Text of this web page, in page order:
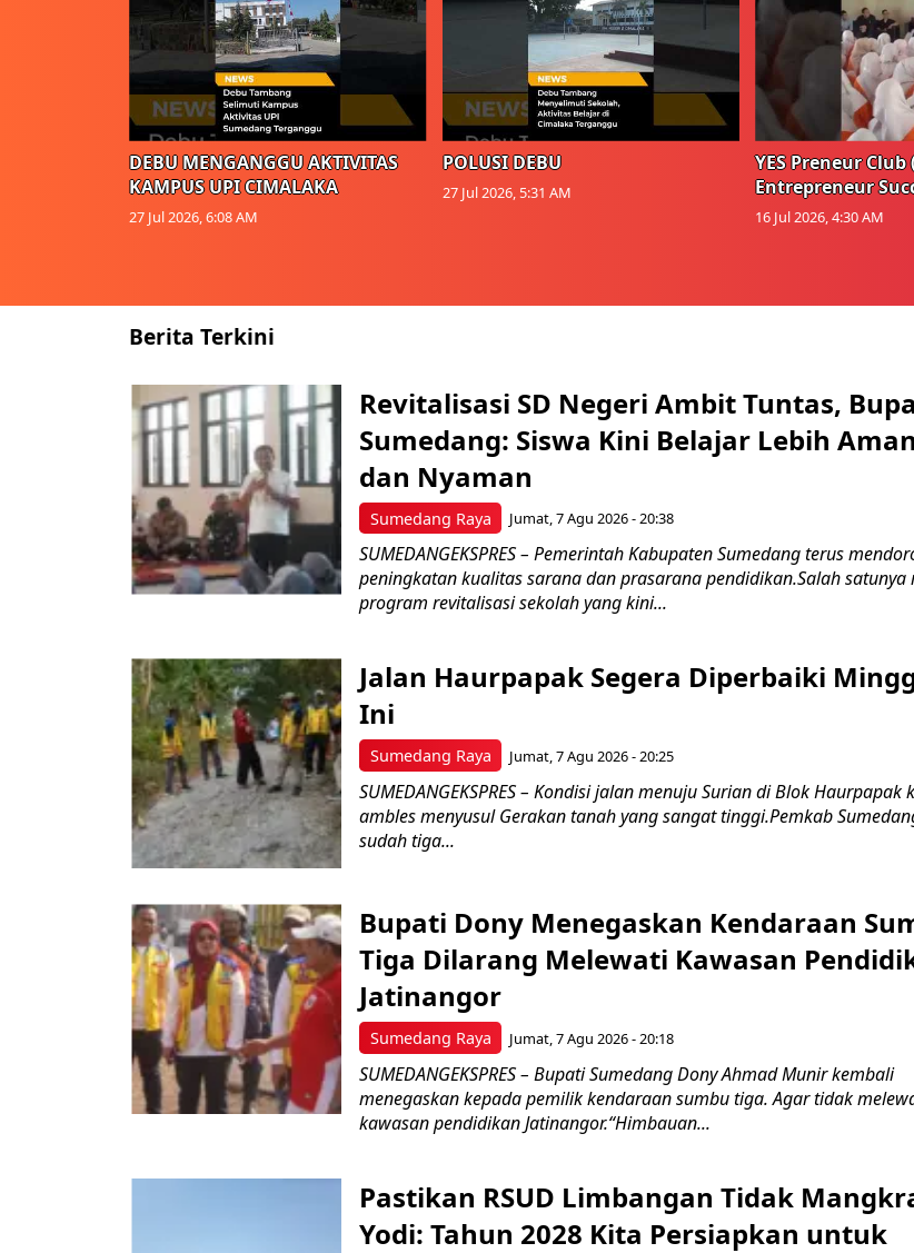
DEBU MENGANGGU AKTIVITAS
KAMPUS UPI CIMALAKA
27 Jul 2026, 6:08 AM
POLUSI DEBU
27 Jul 2026, 5:31 AM
YES Preneur Club
Entrepreneur
16 Jul 2026, 4:30 AM
Berita Terkini
Sumedang Raya
Revitalisasi SD Negeri Ambit Tuntas,
Sumedang: Siswa Kini Belajar Lebih Aman
dan Nyaman
Jumat, 7 Agu 2026 - 20:38
SUMEDANGEKSPRES – Pemerintah Kabupaten Sumedang terus
peningkatan kualitas sarana dan prasarana pendidikan.Salah satunya
program revitalisasi sekolah yang kini...
Sumedang Raya
Jalan Haurpapak Segera Diperbaiki
Ini
Jumat, 7 Agu 2026 - 20:25
SUMEDANGEKSPRES – Kondisi jalan menuju Surian di Blok Haurpapak
ambles menyusul Gerakan tanah yang sangat tinggi.Pemkab
sudah tiga...
Sumedang Raya
Bupati Dony Menegaskan Kendaraan
Tiga Dilarang Melewati Kawasan
Jatinangor
Jumat, 7 Agu 2026 - 20:18
SUMEDANGEKSPRES – Bupati Sumedang Dony Ahmad Munir kembali
menegaskan kepada pemilik kendaraan sumbu tiga. Agar tidak
kawasan pendidikan Jatinangor.“Himbauan...
Pastikan RSUD Limbangan Tidak
Yodi: Tahun 2028 Kita Persiapkan untuk